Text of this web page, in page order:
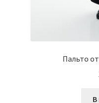
Пальто
В